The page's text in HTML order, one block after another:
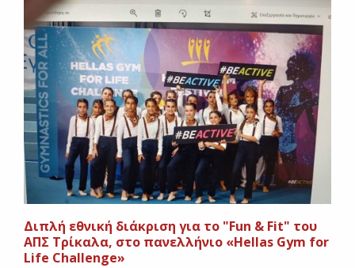
Διπλή εθνική διάκριση για το "Fun & Fit" του
ΑΠΣ Τρίκαλα, στο πανελλήνιο «Hellas Gym for
Life Challenge»